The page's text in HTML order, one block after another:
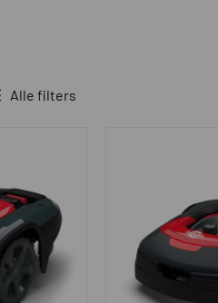
Alle filters